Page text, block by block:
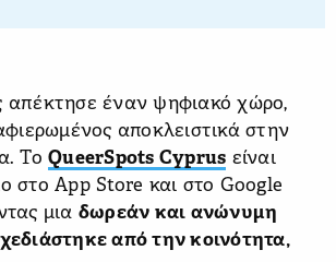
απέκτησε έναν ψηφιακό χώρο,
αποκλειστικά στην
Το QueerSpots Cyprus είναι
στο App Store και στο Google
μια δωρεάν και ανώνυμη
από την κοινότητα,